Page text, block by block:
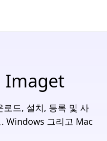
Imaget
로드, 설치, 등록 및 사
Windows 그리고 Mac